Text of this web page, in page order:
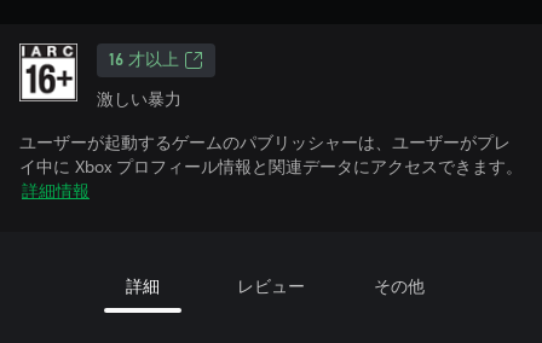
16 才以上
激しい暴力
ユーザーが起動するゲームのパブリッシャーは、ユーザーがプレ
イ中に Xbox プロフィール情報と関連データにアクセスできます。
詳細情報
詳細 レビュー その他